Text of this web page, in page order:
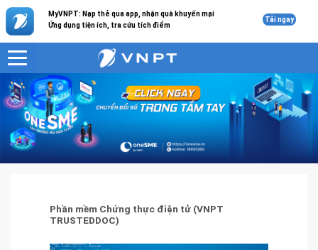
MyVNPT: Nạp thẻ qua app, nhận quà khuyến mại
Ứng dụng tiện ích, tra cứu tích điểm
Tải ngay
VNPT
Giải pháp công nghệ thông tin
Phần mềm Chứng thực điện tử (VNPT TRUSTEDDOC)
Phần mềm Chứng thực điện tử (VNPT
TRUSTEDDOC)